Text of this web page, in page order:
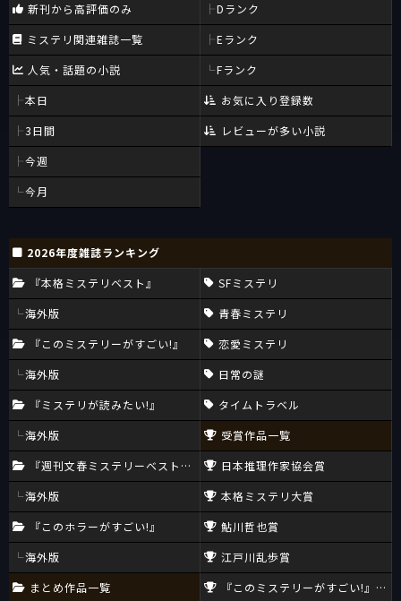
新刊から高評価のみ
ミステリ関連雑誌一覧
人気・話題の小説
本日
3日間
今週
今月
Dランク
Eランク
Fランク
お気に入り登録数
レビューが多い小説
2026年度雑誌ランキング
『本格ミステリベスト』
海外版
『このミステリーがすごい!』
海外版
『ミステリが読みたい!』
海外版
『週刊文春ミステリーベスト10』
海外版
『このホラーがすごい!』
海外版
まとめ作品一覧
SFミステリ
青春ミステリ
恋愛ミステリ
日常の謎
タイムトラベル
受賞作品一覧
日本推理作家協会賞
本格ミステリ大賞
鮎川哲也賞
江戸川乱歩賞
『このミステリーがすごい!』大賞